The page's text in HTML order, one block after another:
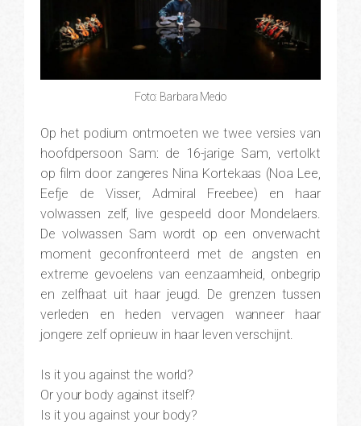
Foto: Barbara Medo
Op het podium ontmoeten we twee versies van
hoofdpersoon Sam: de 16-jarige Sam, vertolkt
op film door zangeres Nina Kortekaas (Noa Lee,
Eefje de Visser, Admiral Freebee) en haar
volwassen zelf, live gespeeld door Mondelaers.
De volwassen Sam wordt op een onverwacht
moment geconfronteerd met de angsten en
extreme gevoelens van eenzaamheid, onbegrip
en zelfhaat uit haar jeugd. De grenzen tussen
verleden en heden vervagen wanneer haar
jongere zelf opnieuw in haar leven verschijnt.
Is it you against the world?
Or your body against itself?
Is it you against your body?